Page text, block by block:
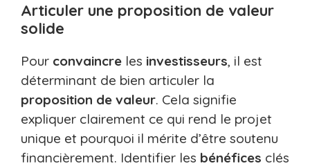
Articuler une proposition de valeur
solide
Pour convaincre les investisseurs, il est
déterminant de bien articuler la
proposition de valeur. Cela signifie
expliquer clairement ce qui rend le projet
unique et pourquoi il mérite d’être soutenu
financièrement. Identifier les bénéfices clés